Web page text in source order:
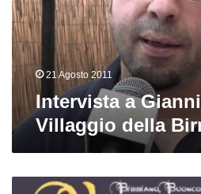
Villaggio
della
Birra
21 Agosto 2011
Intervista a
Villaggio della